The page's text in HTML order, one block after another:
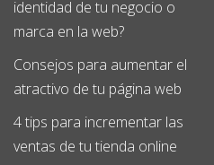
identidad de tu negocio o
marca en la web?
Consejos para aumentar el
atractivo de tu página web
4 tips para incrementar las
ventas de tu tienda online